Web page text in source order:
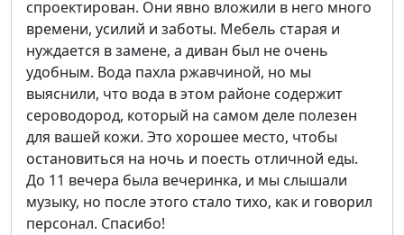
спроектирован. Они явно вложили в него много
времени, усилий и заботы. Мебель старая и
нуждается в замене, а диван был не очень
удобным. Вода пахла ржавчиной, но мы
выяснили, что вода в этом районе содержит
сероводород, который на самом деле полезен
для вашей кожи. Это хорошее место, чтобы
остановиться на ночь и поесть отличной еды.
До 11 вечера была вечеринка, и мы слышали
музыку, но после этого стало тихо, как и говорил
персонал. Спасибо!